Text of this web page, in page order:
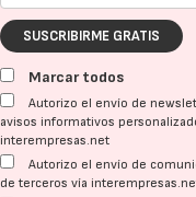
SUSCRIBIRME GRATIS
Marcar todos
Autorizo el envío de
avisos informativos
interempresas.net
Autorizo el envío de
de terceros vía